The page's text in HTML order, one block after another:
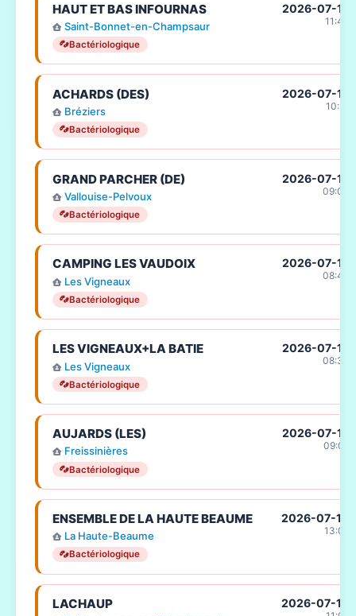
HAUT ET BAS INFOURNAS
Saint-Bonnet-en-Champsaur
Bactériologique
2026-07-15
11:40
ACHARDS (DES)
Bréziers
Bactériologique
2026-07-15
10:21
GRAND PARCHER (DE)
Vallouise-Pelvoux
Bactériologique
2026-07-15
09:04
CAMPING LES VAUDOIX
Les Vigneaux
Bactériologique
2026-07-15
08:43
LES VIGNEAUX+LA BATIE
Les Vigneaux
Bactériologique
2026-07-15
08:33
AUJARDS (LES)
Freissinières
Bactériologique
2026-07-13
09:05
ENSEMBLE DE LA HAUTE BEAUME
La Haute-Beaume
Bactériologique
2026-07-10
13:07
LACHAUP 2026-07-10